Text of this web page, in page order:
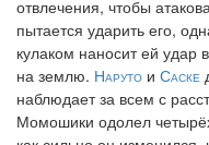
отвлечения, чтобы
пытается ударить его,
кулаком наносит ей удар
на землю. Наруто и Саске
наблюдает за всем с
Момошики одолел